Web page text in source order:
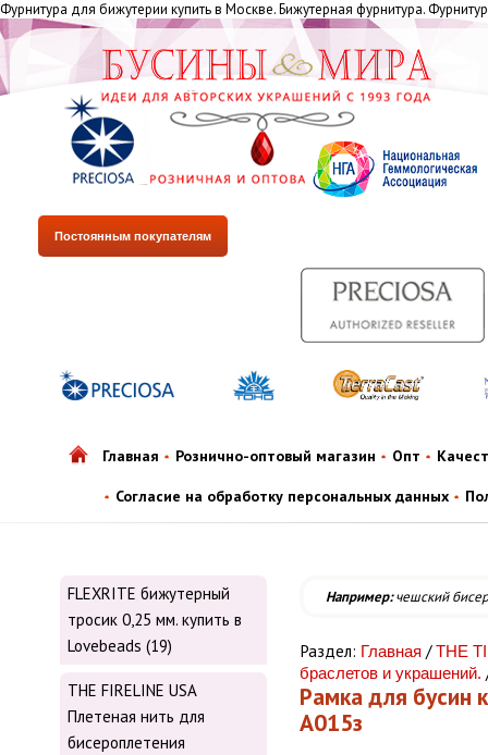
Фурнитура для бижутерии купить в Москве. Бижутерная фурнитура.
Постоянным покупателям
Главная Рознично-оптовый магазин Опт
Согласие на обработку персональных данных
FLEXRITE бижутерный
тросик 0,25 мм. купить в
Lovebeads (19)
THE FIRELINE USA
Плетеная нить для
бисероплетения
Например:чешский бисер
Раздел: Главная /THE
браслетов и украшений.
Рамка для бусин
А015з